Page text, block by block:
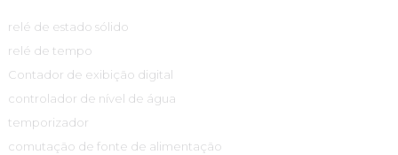
relé de estado sólido
relé de tempo
Contador de exibição digital
controlador de nível de água
temporizador
comutação de fonte de alimentação